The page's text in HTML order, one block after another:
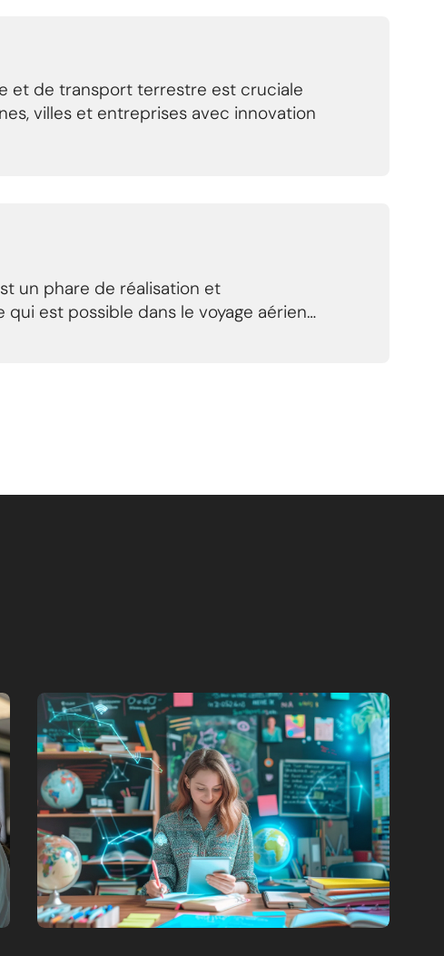
et de transport terrestre est cruciale
villes et entreprises avec innovation
un phare de réalisation et
est possible dans le voyage aérien…